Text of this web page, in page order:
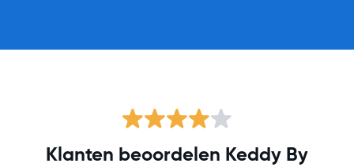
Klanten beoordelen Keddy By